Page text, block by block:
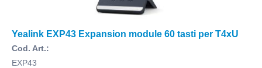
Yealink EXP43 Expansion module 60 tasti per T4xU
Cod. Art.:
EXP43